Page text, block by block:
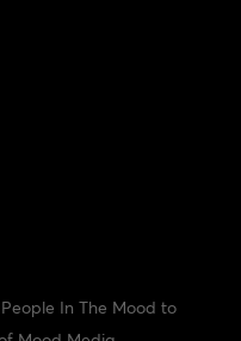
In The Mood to